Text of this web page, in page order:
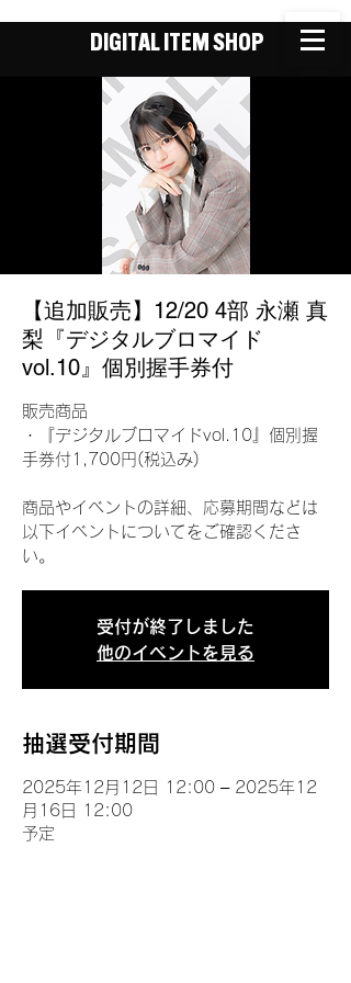
DIGITAL ITEM SHOP
【追加販売】12/20 4部 永瀬 真
梨『デジタルブロマイド
vol.10』個別握手券付
販売商品
・『デジタルブロマイドvol.10』個別握
手券付1,700円(税込み)
商品やイベントの詳細、応募期間などは
以下イベントについてをご確認くださ
い。
受付が終了しました
他のイベントを見る
抽選受付期間
2025年12月12日 12:00 – 2025年12
月16日 12:00
予定